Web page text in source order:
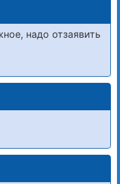
надо отзаявить